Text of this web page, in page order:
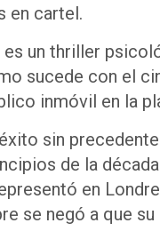
en cartel.
es un thriller
sucede con el
inmóvil en la
sin
de la
en
se negó a que